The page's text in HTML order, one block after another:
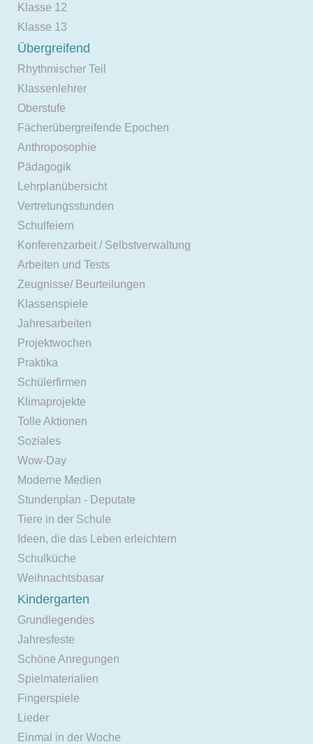
Klasse 12
Klasse 13
Übergreifend
Rhythmischer Teil
Klassenlehrer
Oberstufe
Fächerübergreifende Epochen
Anthroposophie
Pädagogik
Lehrplanübersicht
Vertretungsstunden
Schulfeiern
Konferenzarbeit / Selbstverwaltung
Arbeiten und Tests
Zeugnisse/ Beurteilungen
Klassenspiele
Jahresarbeiten
Projektwochen
Praktika
Schülerfirmen
Klimaprojekte
Tolle Aktionen
Soziales
Wow-Day
Moderne Medien
Stundenplan - Deputate
Tiere in der Schule
Ideen, die das Leben erleichtern
Schulküche
Weihnachtsbasar
Kindergarten
Grundlegendes
Jahresfeste
Schöne Anregungen
Spielmaterialien
Fingerspiele
Lieder
Einmal in der Woche